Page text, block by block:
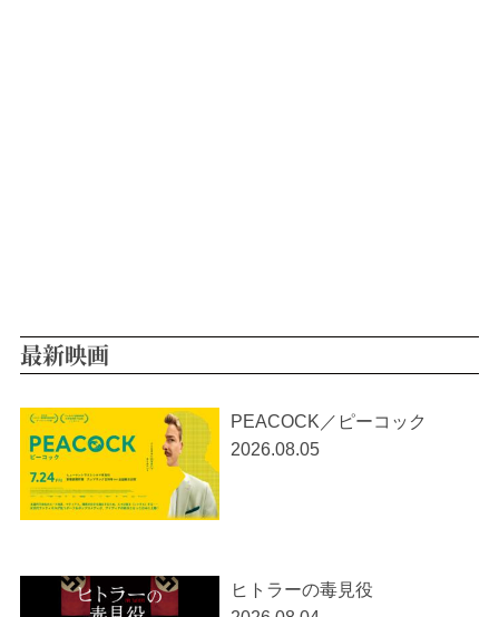
最新映画
PEACOCK／ピーコック
2026.08.05
ヒトラーの毒見役